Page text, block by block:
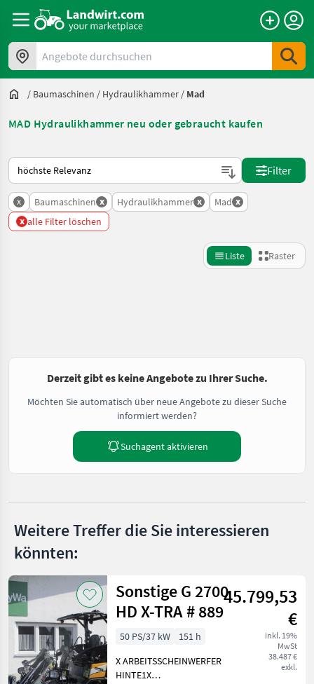
Angebote durchsuchen
/ Baumaschinen / Hydraulikhammer / Mad
MAD Hydraulikhammer neu oder gebraucht kaufen
So wird auf Landwirt.com sortiert
Filter
x Baumaschinen x Hydraulikhammer x Mad x
x alle Filter löschen
Liste Raster
Derzeit gibt es keine Angebote zu Ihrer Suche.
Möchten Sie automatisch über neue Angebote zu dieser Suche
informiert werden?
Suchagent aktivieren
Weitere Treffer die Sie interessieren
könnten:
Sonstige G 2700
HD X-TRA # 889
45.799,53
€
inkl. 19%
MwSt
38.487 €
exkl.
50 PS/37 kW
151 h
X ARBEITSSCHEINWERFER
HINTE1X